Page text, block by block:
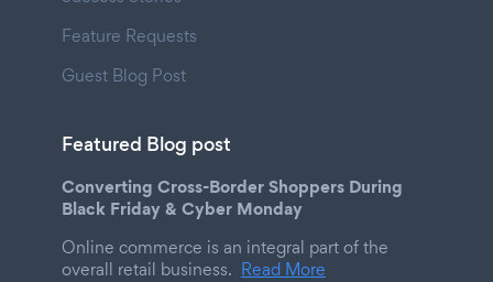
Feature Requests
Guest Blog Post
Featured Blog post
Converting Cross-Border Shoppers During
Black Friday & Cyber Monday
Online commerce is an integral part of the
overall retail business. Read More